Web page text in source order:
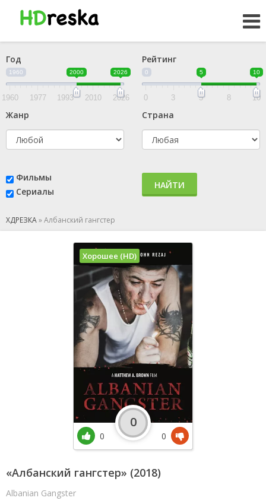
Год
1960 2000 2026
1960 1977 1993 2010 2026
Рейтинг
0 5 10
0 3 5 8 10
Жанр Страна
Фильмы
Сериалы
НАЙТИ
ХДРЕЗКА»Албанский гангстер
«Албанский гангстер» (2018)
Albanian Gangster
Хорошее (HD)
0
0
0